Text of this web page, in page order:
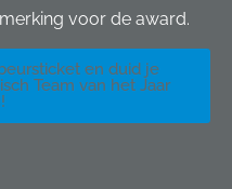
voor de award.
en duid je
Team van het Jaar